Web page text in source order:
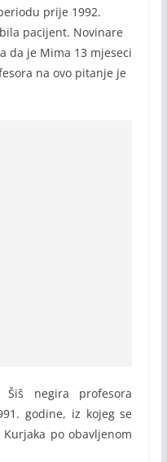
prije 1992.
pacijent. Novinare
da je Mima 13 mjeseci
na ovo pitanje je
negira profesora
godine, iz kojeg se
po obavljenom